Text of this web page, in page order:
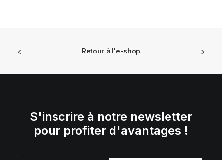
Retour à l'e-shop
S'inscrire à notre newsletter
pour profiter d'avantages !